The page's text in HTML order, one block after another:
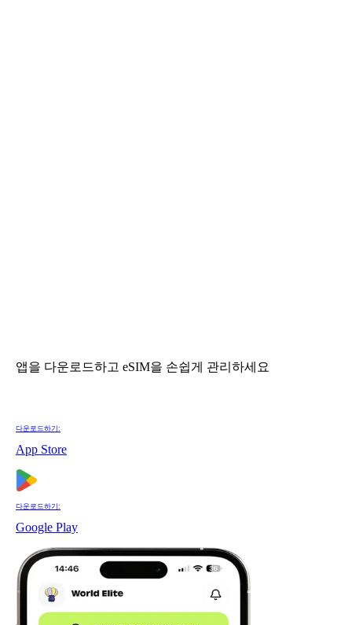
앱을 다운로드하고 eSIM을 손쉽게 관리하세요
다운로드하기:
App Store
다운로드하기:
Google Play